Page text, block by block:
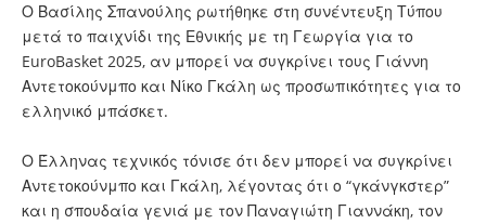
Ο Βασίλης Σπανούλης ρωτήθηκε στη συνέντευξη Τύπου
μετά το παιχνίδι της Εθνικής με τη Γεωργία για το
EuroBasket 2025, αν μπορεί να συγκρίνει τους Γιάννη
Αντετοκούνμπο και Νίκο Γκάλη ως προσωπικότητες για το
ελληνικό μπάσκετ.
Ο Έλληνας τεχνικός τόνισε ότι δεν μπορεί να συγκρίνει
Αντετοκούνμπο και Γκάλη, λέγοντας ότι ο “γκάνγκστερ”
και η σπουδαία γενιά με τον Παναγιώτη Γιαννάκη, τον